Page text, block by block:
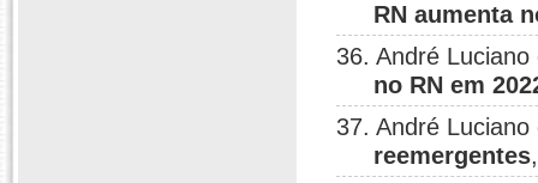
RN aumenta
36. André
no RN em
37. André
reemergentes